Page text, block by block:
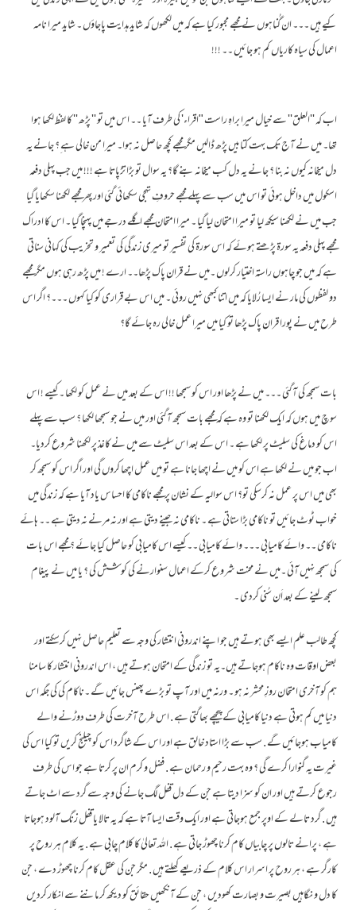
کیے ہیں ۔۔۔ ان گُناہوں نے مجھے مجبور کیا ہے کہ میں لکھوں کہ شاید ہدایت پاجاؤں ۔ شاید میرا نامہ
اعمال کی سیاہ کاریاں کم ہو جائیں ۔۔ !!!
اب کہ ''العلق'' سے خیال میرا براہِ راست "اقراء' کی طرف آیا ۔۔ اس میں تو '' پڑھ '' کا لفظ لکھا ہوا
تھا۔ میں نے آج تک بہت کتابیں پڑھ ڈالیں مگر مجھے کچھ حاصل نہ ہوا۔ میرا من خالی ہے ِ؟ جانے یہ
دل میخانہ کیوں نہ بنا ؟ جانے یہ دل کب میخانہ بنے گا؟ یہ سوال تو بڑا تڑپاتا ہے !!! میں جب پہلی دفعہ
اسکول میں داخل ہوئی تو اس میں سب سے پہلے مجھے حروفِ تہجی سکھائی گئی اور پھر مجھے لکھنا سکھایا گیا
جب میں نے لکھنا سیکھ لیا تو میرا امتحان لیا گیا ۔ میرا امتحان مجھے اگلے درجے میں پہنچا گیا ۔ اس کا ادراک
مجھے پہلی دفعہ یہ سورۃ پڑھتے ہوئے کہ اس سورۃ کی تفسیر تو میری زندگی کی تعمیر و تخریب کی کہانی سناتی
ہے کہ میں جو چاہوں راستہ اختیار کرلوں ۔میں نے قران پاک پڑھا۔۔ ارے ! میں پڑھ رہی ہوں مگر مجھے
دو لفظوں کی مار نے ایسا رُلایا کہ میں اتنا کبھی نہیں روئی ۔ میں اس بے قراری کو کیا کہوں ۔۔۔؟ اگر اس
طرح میں نے پورا قران پاک پڑھا تو کیا میں میرا عمل خالی رہ جائے گا؟
بات سمجھ کی آگئی ۔۔۔ میں نے پڑھا اور اس کو سمجھا !! اس کے بعد میں نے عمل کو لکھا ۔ کیسے ! اس
سوچ میں ہوں کہ ایک لکھنا تو وہ ہے کہ مجھے بات سمجھ آگئی اور میں نے جو سمجھا لکھا ؟ سب سے پہلے
اس کو دماغ کی سلیٹ پر لکھا ہے ۔ اس کے بعد اس سلیٹ سے میں نے کاغذ پر لکھنا شروع کردیا۔
اب جو میں نے لکھا ہے اس کو میں نے اچھا جانا ہے تو میں عمل اچھا کروں گی اور اگر اس کو سمجھ کر
بھی میں اس پر عمل نہ کرسکی تو؟ اس سوالیہ کے نشان پر مجھے ناکامی کا احساس یاد آیا ہے کہ زندگی میں
خواب ٹوٹ جائیں تو ناکامی بڑا ستاتی ہے ۔ ناکامی نہ جینے دیتی ہے اور نہ مرنے نہ دیتی ہے ۔۔ ہائے
ناکامی ۔۔ وائے کامیابی ۔۔۔ وائے کامیابی ۔۔ کیسے اس کامیابی کو حاصل کیا جائے ؟ مجھے اس بات
کی سمجھ نہیں آئی ۔میں نے محنت شروع کرکے اعمال سنوارنے کی کوشش کی ؟ یا میں نے پیغام
سمجھ لینے کے بعد اَن سُنی کردی ۔
کچھ طالب علم ایسے بھی ہوتے ہیں جو اپنے اندرونی انتشار کی وجہ سے تعلیم حاصل نہیں کرسکتے اور
بعض اوقات وہ ناکام ہوجاتے ہیں۔یہ تو زندگی کے امتحان ہوتے ہیں ، اس اندرونی انتشار کا سامنا
ہم کو آخری امتحان روزِ محشر نہ ہو ۔ ورنہ میں اور آپ تو بڑے پھنس جائیں گے ۔ناکام کی کی جگہ اس
دنیا میں کم ہوتی ہے دنیا کامیابی کے پیچھے بھاگتی ہے . اس طرح آخرت کی طرف دوڑنے والے
کامیاب ہوجائیں گے . سب سے بڑا استاد خالق ہے اور اس کے شاگرد اس کو چیلنج کریں تو کیا اس کی
غیرت یہ گنوارا کرے گی ؟ وہ بہت رحیم و رحمان ہے . فضل و کرم ان پر کرتا ہے جو اس کی طرف
رجوع کرتے ہیں اور ان کو سزا دیتا ہے جن کے دل قفل لگ جانے کی وجہ سے گرد سے اٹ جاتے
ہیں . گرد تالے کے اوپر جمع ہوجاتی ہے اور ایک وقت ایسا آتا ہے کہ یہ تالا یا قفل زنگ آلود ہوجاتا
ہے ، پرانے تالوں پر چابیاں کام کرنا چھوڑ جاتی ہے . اللہ تعالیٰ کا کلام چابی ہے . یہ کلام ہر روح پر
کارگر ہے ، ہر روح پر اسرار اس کلام کے ذریعے کھلتے ہیں . مگر جن کی عقل کام کرنا چھوڑ دے ، جن
کا دل و نگاہیں بصیرت و بصارت کھودیں ، جن کے آنکھیں حقائق کو دیکھ کر ماننے سے انکار کردیں